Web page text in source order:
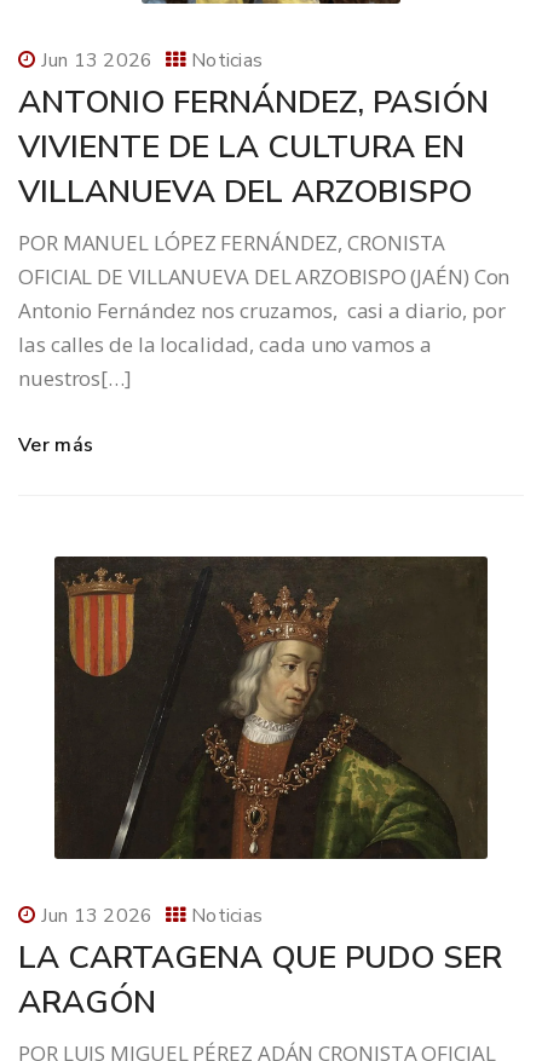
Jun 13 2026 Noticias
ANTONIO FERNÁNDEZ, PASIÓN
VIVIENTE DE LA CULTURA EN
VILLANUEVA DEL ARZOBISPO
POR MANUEL LÓPEZ FERNÁNDEZ, CRONISTA
OFICIAL DE VILLANUEVA DEL ARZOBISPO (JAÉN) Con
Antonio Fernández nos cruzamos, casi a diario, por
las calles de la localidad, cada uno vamos a
nuestros[…]
Ver más
Jun 13 2026 Noticias
LA CARTAGENA QUE PUDO SER
ARAGÓN
POR LUIS MIGUEL PÉREZ ADÁN CRONISTA OFICIAL